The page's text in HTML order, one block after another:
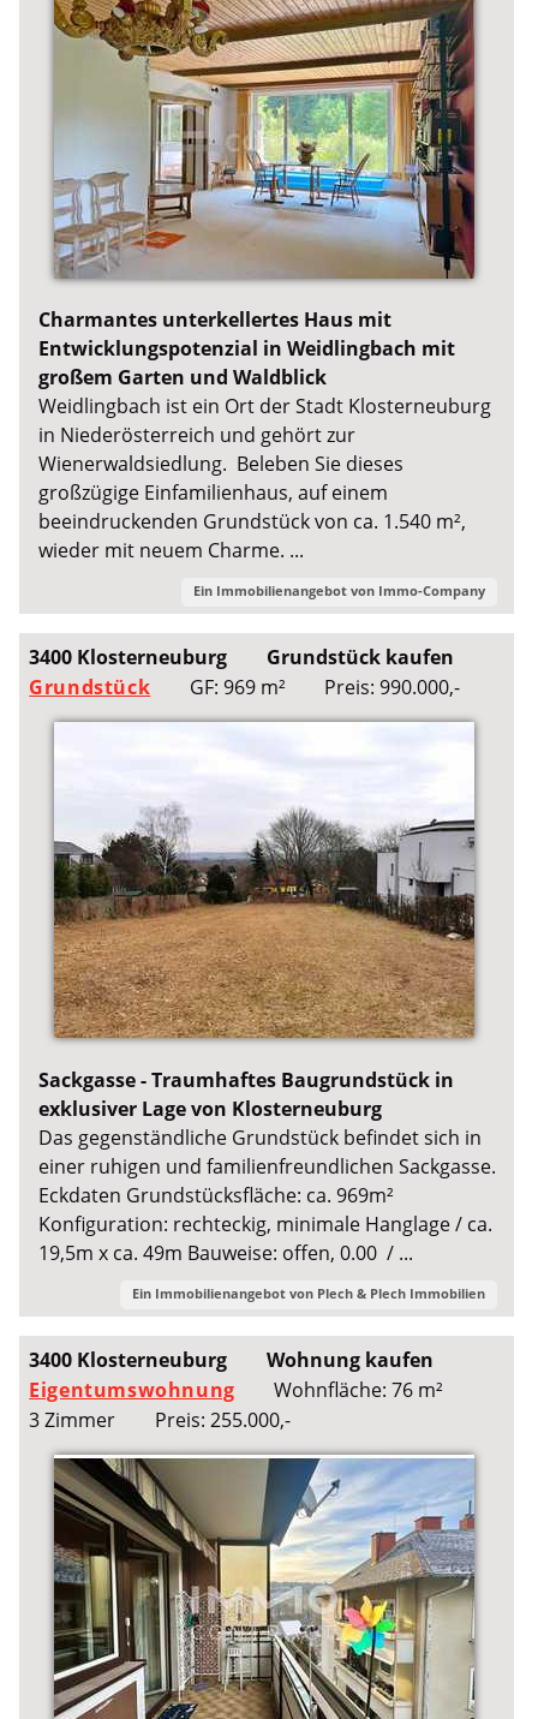
Charmantes unterkellertes Haus mit
Entwicklungspotenzial in Weidlingbach mit
großem Garten und Waldblick
Weidlingbach ist ein Ort der Stadt Klosterneuburg
in Niederösterreich und gehört zur
Wienerwaldsiedlung. Beleben Sie dieses
großzügige Einfamilienhaus, auf einem
beeindruckenden Grundstück von ca. 1.540 m²,
wieder mit neuem Charme. ...
Ein Immobilienangebot von Immo-Company
3400 Klosterneuburg
Grundstück kaufen
Grundstück
GF: 969 m² Preis: 990.000,-
Sackgasse - Traumhaftes Baugrundstück in
exklusiver Lage von Klosterneuburg
Das gegenständliche Grundstück befindet sich in
einer ruhigen und familienfreundlichen Sackgasse.
Eckdaten Grundstücksfläche: ca. 969m²
Konfiguration: rechteckig, minimale Hanglage / ca.
19,5m x ca. 49m Bauweise: offen, 0.00 / ...
Ein Immobilienangebot von Plech & Plech Immobilien
3400 Klosterneuburg
Wohnung kaufen
Eigentumswohnung
Wohnfläche: 76 m²
3 Zimmer
Preis: 255.000,-